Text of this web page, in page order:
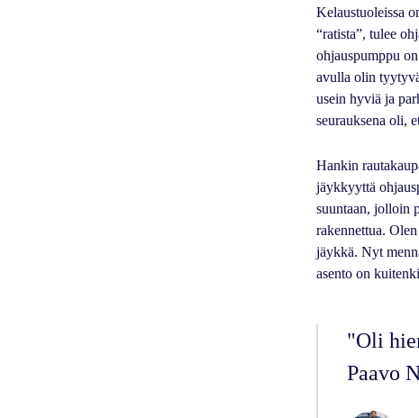
Kelaustuoleissa
“ratista”, tulee
ohjauspumppu
avulla olin
usein hyviä ja
seurauksena oli,
Hankin
jäykkyyttä
suuntaan, jolloin
rakennettua.
jäykkä. Nyt
asento on
"Oli
Paavo